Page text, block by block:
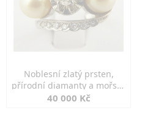
Noblesní zlatý prsten,
přírodní diamanty a mořské
perly
40 000 Kč